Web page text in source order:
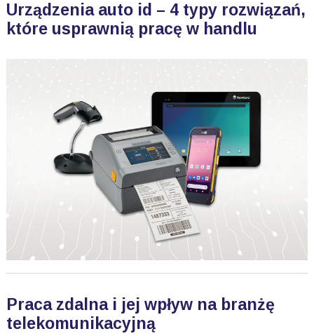
Urządzenia auto id – 4 typy rozwiązań,
które usprawnią pracę w handlu
Praca zdalna i jej wpływ na branżę
telekomunikacyjną